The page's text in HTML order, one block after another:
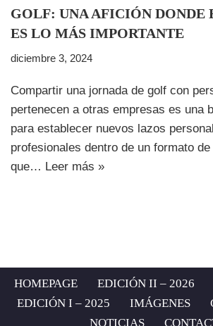
GOLF: UNA AFICIÓN DONDE
ES LO MÁS IMPORTANTE
diciembre 3, 2024
Compartir una jornada de golf con
pertenecen a otras empresas es una
para establecer nuevos lazos
profesionales dentro de un formato
que… Leer más »
HOMEPAGE EDICIÓN II – 2026
EDICIÓN I – 2025
IMÁGENES
NOTICIAS